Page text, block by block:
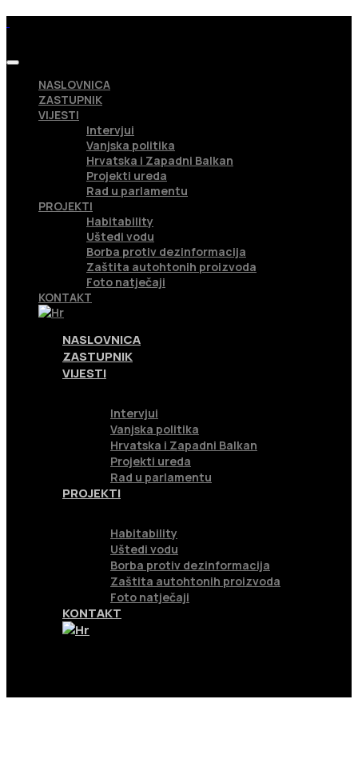
NASLOVNICA
ZASTUPNIK
VIJESTI
Intervjui
Vanjska politika
Hrvatska i Zapadni Balkan
Projekti ureda
Rad u parlamentu
PROJEKTI
Habitability
Uštedi vodu
Borba protiv dezinformacija
Zaštita autohtonih proizvoda
Foto natječaji
KONTAKT
NASLOVNICA
ZASTUPNIK
VIJESTI
Intervjui
Vanjska politika
Hrvatska i Zapadni Balkan
Projekti ureda
Rad u parlamentu
PROJEKTI
Habitability
Uštedi vodu
Borba protiv dezinformacija
Zaštita autohtonih proizvoda
Foto natječaji
KONTAKT